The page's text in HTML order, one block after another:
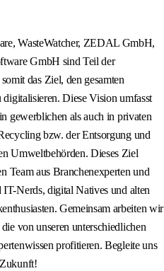
WasteWatcher, ZEDAL GmbH,
GmbH sind Teil der
das Ziel, den gesamten
Diese Vision umfasst
gewerblichen als auch in privaten
bzw. der Entsorgung und
Umweltbehörden. Dieses Ziel
Team aus Branchenexperten und
Nerds, digital Natives und alten
Gemeinsam arbeiten wir
von unseren unterschiedlichen
profitieren. Begleite uns